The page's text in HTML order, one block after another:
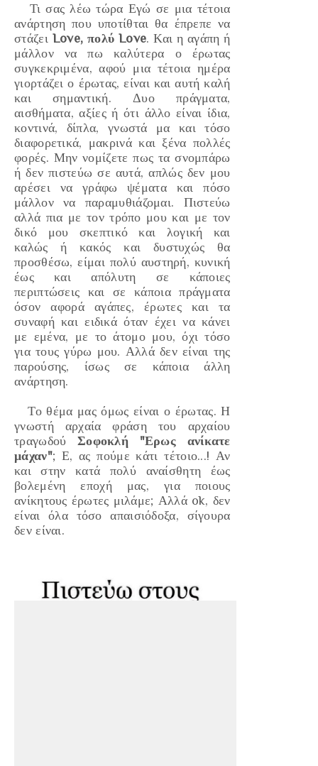
Τι σας λέω τώρα Εγώ σε μια τέτοια
ανάρτηση που υποτίθται θα έπρεπε να
στάζει Love, πολύ Love. Και η αγάπη ή
μάλλον να πω καλύτερα ο έρωτας
συγκεκριμένα, αφού μια τέτοια ημέρα
γιορτάζει ο έρωτας, είναι και αυτή καλή
και σημαντική. Δυο πράγματα,
αισθήματα, αξίες ή ότι άλλο είναι ίδια,
κοντινά, δίπλα, γνωστά μα και τόσο
διαφορετικά, μακρινά και ξένα πολλές
φορές. Μην νομίζετε πως τα σνομπάρω
ή δεν πιστεύω σε αυτά, απλώς δεν μου
αρέσει να γράφω ψέματα και πόσο
μάλλον να παραμυθιάζομαι. Πιστεύω
αλλά πια με τον τρόπο μου και με τον
δικό μου σκεπτικό και λογική και
καλώς ή κακός και δυστυχώς θα
προσθέσω, είμαι πολύ αυστηρή, κυνική
έως και απόλυτη σε κάποιες
περιπτώσεις και σε κάποια πράγματα
όσον αφορά αγάπες, έρωτες και τα
συναφή και ειδικά όταν έχει να κάνει
με εμένα, με το άτομο μου, όχι τόσο
για τους γύρω μου. Αλλά δεν είναι της
παρούσης, ίσως σε κάποια άλλη
ανάρτηση.
Το θέμα μας όμως είναι ο έρωτας. Η
γνωστή αρχαία φράση του αρχαίου
τραγωδού Σοφοκλή
"Ερως ανίκατε
μάχαν"; Ε, ας πούμε κάτι τέτοιο...! Αν
και στην κατά πολύ αναίσθητη έως
βολεμένη εποχή μας, για ποιους
ανίκητους έρωτες μιλάμε; Αλλά ok, δεν
είναι όλα τόσο απαισιόδοξα, σίγουρα
δεν είναι.